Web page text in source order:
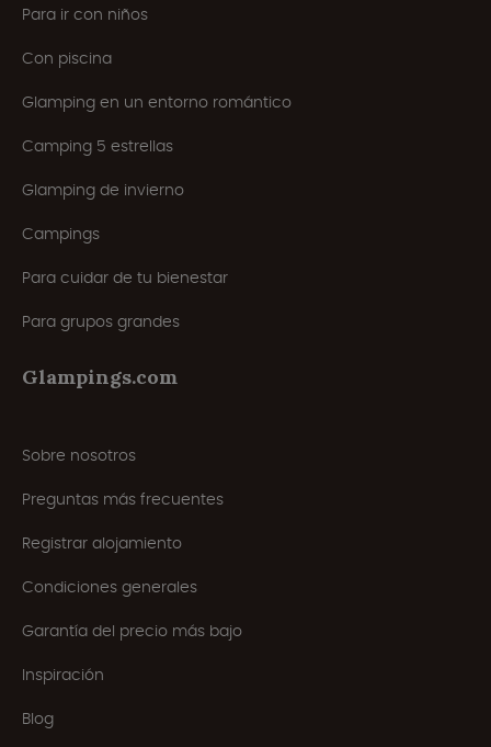
Para ir con niños
Con piscina
Glamping en un entorno romántico
Camping 5 estrellas
Glamping de invierno
Campings
Para cuidar de tu bienestar
Para grupos grandes
Glampings.com
Sobre nosotros
Preguntas más frecuentes
Registrar alojamiento
Condiciones generales
Garantía del precio más bajo
Inspiración
Blog